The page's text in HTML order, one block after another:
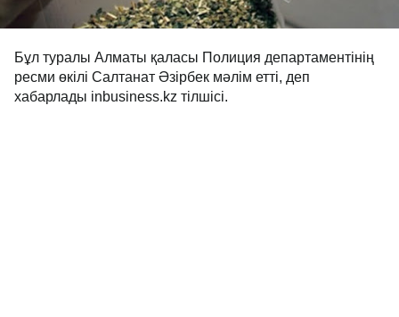
Бұл туралы Алматы қаласы Полиция департаментінің
ресми өкілі Салтанат Әзірбек мәлім етті, деп
хабарлады inbusiness.kz тілшісі.